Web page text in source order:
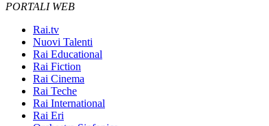
PORTALI WEB
Rai.tv
Nuovi Talenti
Rai Educational
Rai Fiction
Rai Cinema
Rai Teche
Rai International
Rai Eri